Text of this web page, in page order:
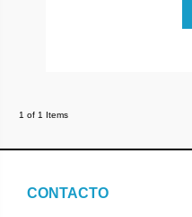
1 of 1 Items
CONTACTO